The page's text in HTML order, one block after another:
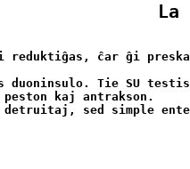
ĉar ĝi
duoninsulo. Tie SU
kaj antrakson.
detruitaj, sed simple